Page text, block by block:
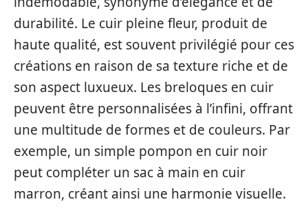
durabilité. Le cuir pleine fleur, produit de
haute qualité, est souvent privilégié pour ces
créations en raison de sa texture riche et de
son aspect luxueux. Les breloques en cuir
peuvent être personnalisées à l’infini, offrant
une multitude de formes et de couleurs. Par
exemple, un simple pompon en cuir noir
peut compléter un sac à main en cuir
marron, créant ainsi une harmonie visuelle.